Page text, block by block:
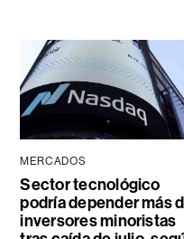
MERCADOS
Sector tecnológico
podría depender más
inversores minoristas